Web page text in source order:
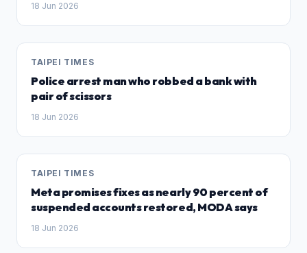
18 Jun 2026
TAIPEI TIMES
Police arrest man who robbed a bank with
pair of scissors
18 Jun 2026
TAIPEI TIMES
Meta promises fixes as nearly 90 percent of
suspended accounts restored, MODA says
18 Jun 2026